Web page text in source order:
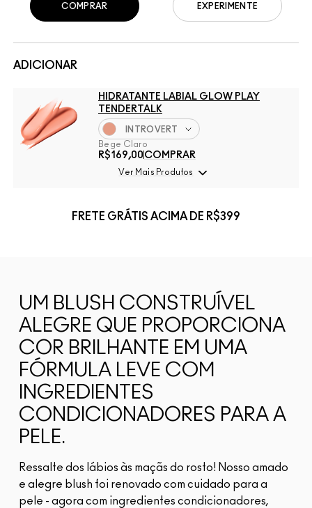
ADICIONAR
HIDRATANTE LABIAL GLOW PLAY
TENDERTALK
INTROVERT
Bege Claro
R$169,00 COMPRAR
Ver Mais Produtos
EXPERIMENTE
COMPRAR
FRETE GRÁTIS ACIMA DE R$399
UM BLUSH CONSTRUÍVEL
ALEGRE QUE PROPORCIONA
COR BRILHANTE EM UMA
FÓRMULA LEVE COM
INGREDIENTES
CONDICIONADORES PARA A
PELE.
Ressalte dos lábios às maçãs do rosto! Nosso amado
e alegre blush foi renovado com cuidado para a
pele - agora com ingredientes condicionadores,